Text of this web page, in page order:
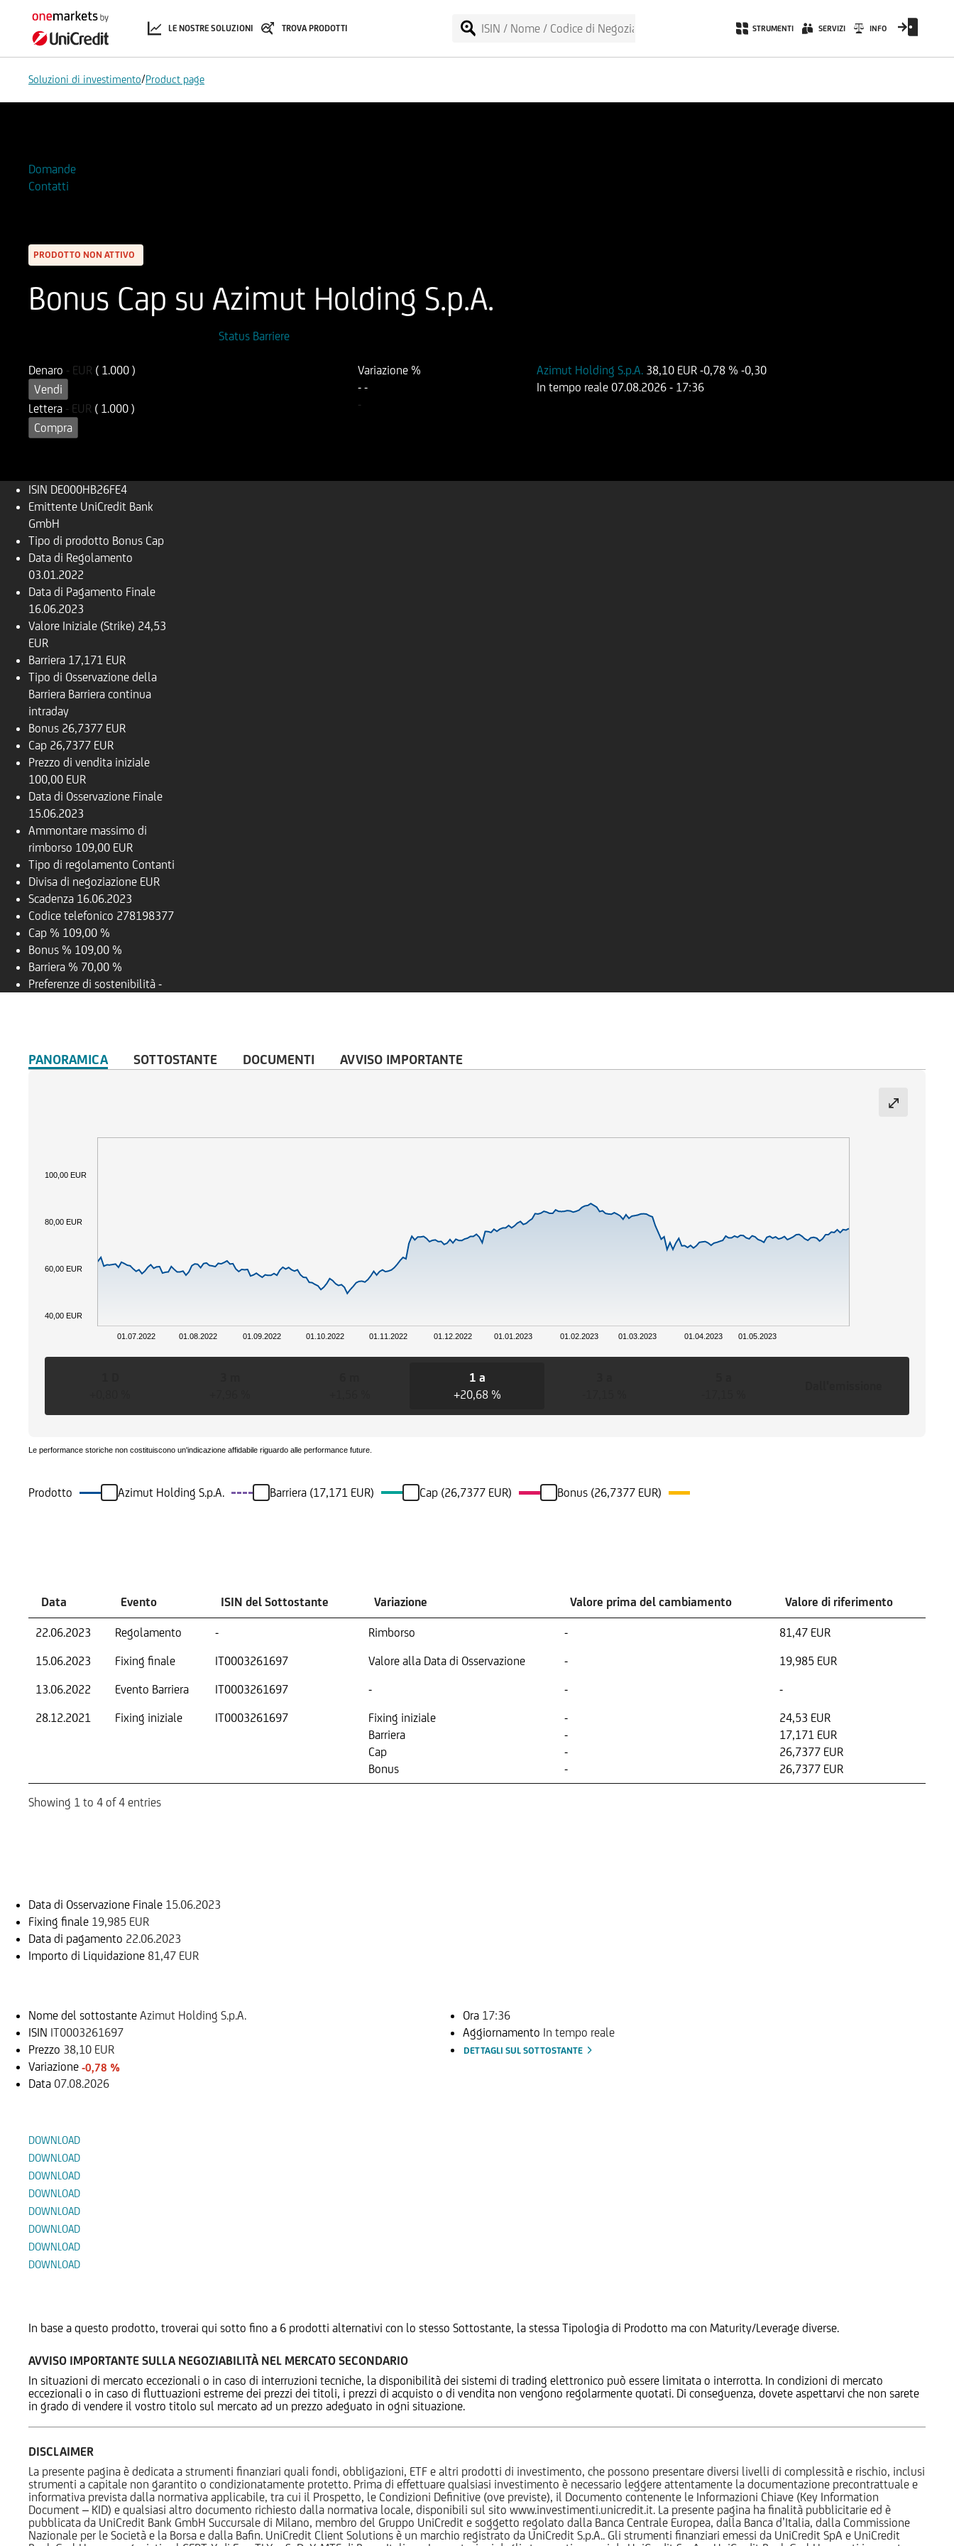
LE NOSTRE SOLUZIONI TROVA PRODOTTI STRUMENTI SERVIZI INFO
Soluzioni di investimento/Product page
Domande
Contatti
PRODOTTO NON ATTIVO
Bonus Cap su Azimut Holding S.p.A.
Status Barriere
Denaro - EUR ( 1.000 )
Vendi
Lettera - EUR ( 1.000 )
Compra
Variazione %
--
-
Azimut Holding S.p.A. 38,10 EUR -0,78 %-0,30
In tempo reale 07.08.2026 - 17:36
ISIN DE000HB26FE4
Emittente UniCredit Bank
GmbH
Tipo di prodotto Bonus Cap
Data di Regolamento
03.01.2022
Data di Pagamento Finale
16.06.2023
Valore Iniziale (Strike) 24,53
EUR
Barriera 17,171 EUR
Tipo di Osservazione della
Barriera Barriera continua
intraday
Bonus 26,7377 EUR
Cap 26,7377 EUR
Prezzo di vendita iniziale
100,00 EUR
Data di Osservazione Finale
15.06.2023
Ammontare massimo di
rimborso 109,00 EUR
Tipo di regolamento Contanti
Divisa di negoziazione EUR
Scadenza 16.06.2023
Codice telefonico 278198377
Cap % 109,00 %
Bonus % 109,00 %
Barriera % 70,00 %
Preferenze di sostenibilità -
PANORAMICA SOTTOSTANTE DOCUMENTI AVVISO IMPORTANTE
01.07.2022 01.08.2022 01.09.2022 01.10.2022 01.11.2022 01.12.2022 01.01.2023 01.02.2023 01.03.2023 01.04.2023 01.05.2023
40,00 EUR
60,00 EUR
80,00 EUR
100,00 EUR
1 a
+20,68 %
Le performance storiche non costituiscono un'indicazione affidabile riguardo alle performance future.
Prodotto Azimut Holding S.p.A. Barriera (17,171 EUR) Cap (26,7377 EUR) Bonus (26,7377 EUR)
Data Evento ISIN del Sottostante Variazione Valore prima del cambiamento Valore di riferimento
22.06.2023 Regolamento - Rimborso -
81,47 EUR
15.06.2023
Fixing finale IT0003261697 Valore alla Data di Osservazione -
19,985 EUR
13.06.2022
Evento Barriera IT0003261697 - -
-
28.12.2021
Fixing iniziale IT0003261697
Fixing iniziale
Barriera
Cap
Bonus
-
-
-
-
24,53 EUR
17,171 EUR
26,7377 EUR
26,7377 EUR
Showing 1 to 4 of 4 entries
Data di Osservazione Finale 15.06.2023
Fixing finale 19,985 EUR
Data di pagamento 22.06.2023
Importo di Liquidazione 81,47 EUR
Nome del sottostante Azimut Holding S.p.A.
ISIN IT0003261697
Prezzo 38,10 EUR
Variazione -0,78 %
Data 07.08.2026
Ora 17:36
Aggiornamento In tempo reale
DETTAGLI SUL SOTTOSTANTE
DOWNLOAD
DOWNLOAD
DOWNLOAD
DOWNLOAD
DOWNLOAD
DOWNLOAD
DOWNLOAD
DOWNLOAD
In base a questo prodotto, troverai qui sotto fino a 6 prodotti alternativi con lo stesso Sottostante, la stessa Tipologia di Prodotto ma con Maturity/Leverage diverse.
AVVISO IMPORTANTE SULLA NEGOZIABILITÀ NEL MERCATO SECONDARIO
In situazioni di mercato eccezionali o in caso di interruzioni tecniche, la disponibilità dei sistemi di trading elettronico può essere limitata o interrotta. In condizioni di mercato
eccezionali o in caso di fluttuazioni estreme dei prezzi dei titoli, i prezzi di acquisto o di vendita non vengono regolarmente quotati. Di conseguenza, dovete aspettarvi che non sarete
in grado di vendere il vostro titolo sul mercato ad un prezzo adeguato in ogni situazione.
DISCLAIMER
La presente pagina è dedicata a strumenti finanziari quali fondi, obbligazioni, ETF e altri prodotti di investimento, che possono presentare diversi livelli di complessità e rischio, inclusi
strumenti a capitale non garantito o condizionatamente protetto. Prima di effettuare qualsiasi investimento è necessario leggere attentamente la documentazione precontrattuale e
informativa prevista dalla normativa applicabile, tra cui il Prospetto, le Condizioni Definitive (ove previste), il Documento contenente le Informazioni Chiave (Key Information
Document – KID) e qualsiasi altro documento richiesto dalla normativa locale, disponibili sul sito www.investimenti.unicredit.it. La presente pagina ha finalità pubblicitarie ed è
pubblicata da UniCredit Bank GmbH Succursale di Milano, membro del Gruppo UniCredit e soggetto regolato dalla Banca Centrale Europea, dalla Banca d’Italia, dalla Commissione
Nazionale per le Società e la Borsa e dalla Bafin. UniCredit Client Solutions è un marchio registrato da UniCredit S.p.A.. Gli strumenti finanziari emessi da UniCredit SpA e UniCredit